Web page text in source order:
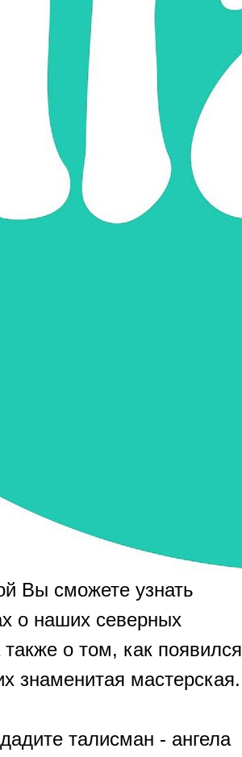
Вы сможете узнать
о наших северных
о том, как появился
знаменитая мастерская.
талисман - ангела